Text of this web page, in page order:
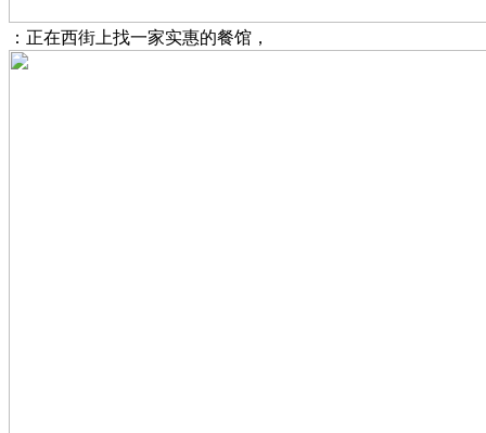
：正在西街上找一家实惠的餐馆，